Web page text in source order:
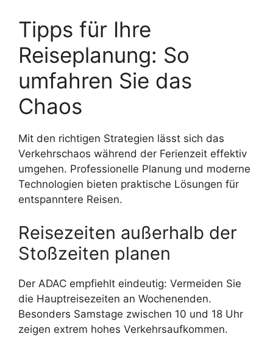
Tipps für Ihre
Reiseplanung: So
umfahren Sie das
Chaos
Mit den richtigen Strategien lässt sich das
Verkehrschaos während der Ferienzeit effektiv
umgehen. Professionelle Planung und moderne
Technologien bieten praktische Lösungen für
entspanntere Reisen.
Reisezeiten außerhalb der
Stoßzeiten planen
Der ADAC empfiehlt eindeutig: Vermeiden Sie
die Hauptreisezeiten an Wochenenden.
Besonders Samstage zwischen 10 und 18 Uhr
zeigen extrem hohes Verkehrsaufkommen.